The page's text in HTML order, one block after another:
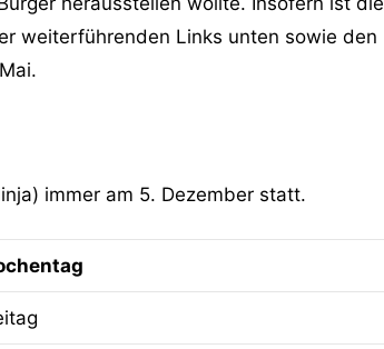
weiterführenden Links unten sowie den
immer am 5. Dezember statt.